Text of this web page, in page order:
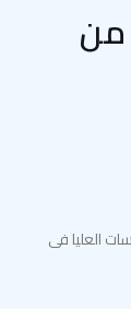
من
العليا فى